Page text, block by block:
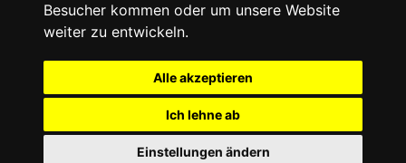
Besucher kommen oder um unsere Website
weiter zu entwickeln.
Alle akzeptieren
Ich lehne ab
Einstellungen ändern